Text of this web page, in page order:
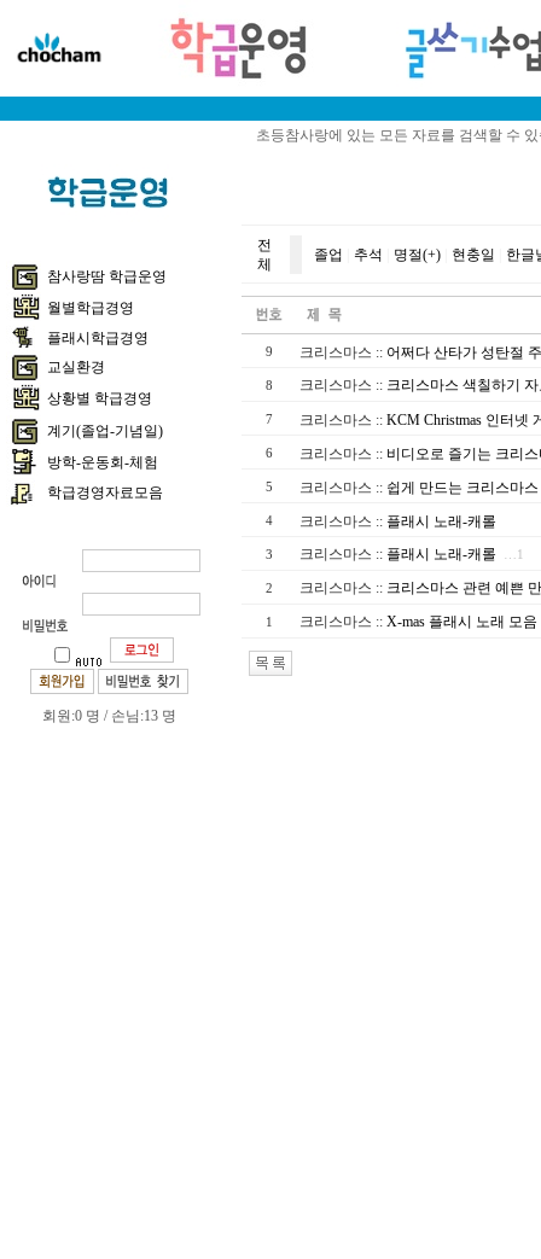
초등참사랑에 있는 모든 자료를 검색할 수
참사랑땀 학급운영
월별학급경영
플래시학급경영
교실환경
상황별 학급경영
계기(졸업-기념일)
방학-운동회-체험
학급경영자료모음
회원:0 명 / 손님:13 명
전
체
졸업 추석 명절(+) 현충일 한글
9 크리스마스 :: 어쩌다 산타가 성탄절
8 크리스마스 :: 크리스마스 색칠하기
7 크리스마스 :: KCM Christmas 인터넷
6 크리스마스 :: 비디오로 즐기는 크리
5 크리스마스 :: 쉽게 만드는 크리스마
4 크리스마스 :: 플래시 노래-캐롤
3 크리스마스 :: 플래시 노래-캐롤 …1
2 크리스마스 :: 크리스마스 관련 예쁜
1 크리스마스 :: X-mas 플래시 노래 모음